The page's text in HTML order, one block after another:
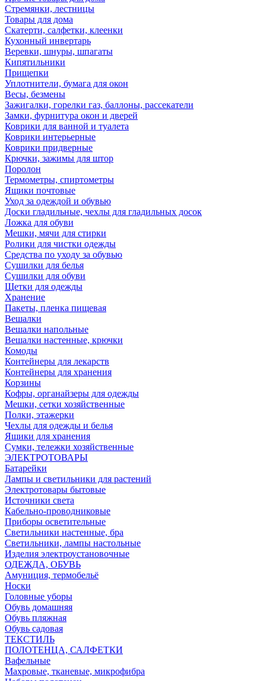
Стремянки, лестницы
Товары для дома
Скатерти, салфетки, клеенки
Кухонный инвертарь
Веревки, шнуры, шпагаты
Кипятильники
Прищепки
Уплотнители, бумага для окон
Весы, безмены
Зажигалки, горелки газ, баллоны, рассекатели
Замки, фурнитура окон и дверей
Коврики для ванной и туалета
Коврики интерьерные
Коврики придверные
Крючки, зажимы для штор
Поролон
Термометры, спиртометры
Ящики почтовые
Уход за одеждой и обувью
Доски гладильные, чехлы для гладильных досок
Ложка для обуви
Мешки, мячи для стирки
Ролики для чистки одежды
Средства по уходу за обувью
Сушилки для белья
Сушилки для обуви
Щетки для одежды
Хранение
Пакеты, пленка пищевая
Вешалки
Вешалки напольные
Вешалки настенные, крючки
Комоды
Контейнеры для лекарств
Контейнеры для хранения
Корзины
Кофры, органайзеры для одежды
Мешки, сетки хозяйственные
Полки, этажерки
Чехлы для одежды и белья
Ящики для хранения
Сумки, тележки хозяйственные
ЭЛЕКТРОТОВАРЫ
Батарейки
Лампы и светильники для растений
Электротовары бытовые
Источники света
Кабельно-проводниковые
Приборы осветительные
Светильники настенные, бра
Светильники, лампы настольные
Изделия электроустановочные
ОДЕЖДА, ОБУВЬ
Амуниция, термобельё
Носки
Головные уборы
Обувь домашняя
Обувь пляжная
Обувь садовая
ТЕКСТИЛЬ
ПОЛОТЕНЦА, САЛФЕТКИ
Вафельные
Махровые, тканевые, микрофибра